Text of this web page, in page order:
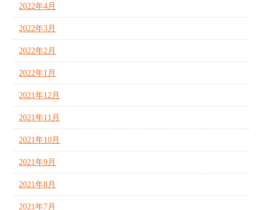
2022年4月
2022年3月
2022年2月
2022年1月
2021年12月
2021年11月
2021年10月
2021年9月
2021年8月
2021年7月